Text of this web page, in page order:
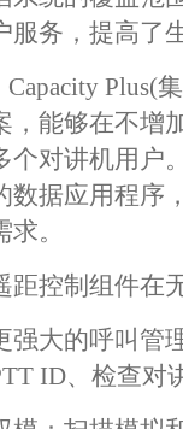
服务，提高了
Capacity Plus(
，能够在不增
个对讲机用户
数据应用程序
求。
距控制组件在
强大的呼叫管
ID、检查对